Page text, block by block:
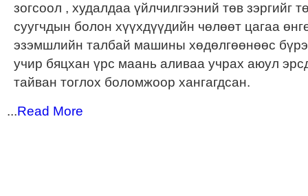
зогсоол , худалдаа үйлчилгээний төв зэргийг
суугчдын болон хүүхдүүдийн чөлөөт цагаа
эзэмшлийн талбай машины хөдөлгөөнөөс
учир бяцхан үрс маань аливаа учрах аюул
тайван тоглох боломжоор хангагдсан.
...Read More